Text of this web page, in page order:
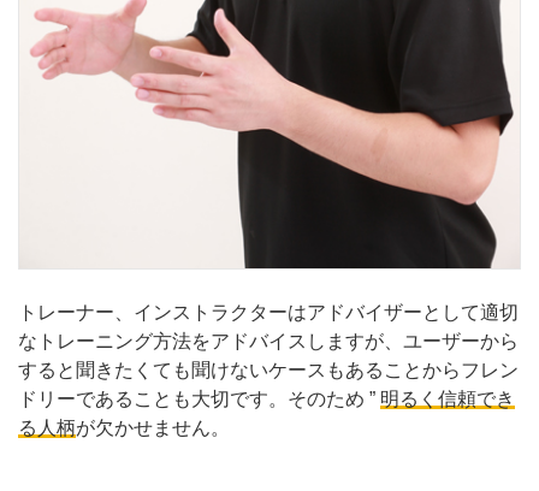
トレーナー、インストラクターはアドバイザーとして適切
なトレーニング方法をアドバイスしますが、ユーザーから
すると聞きたくても聞けないケースもあることからフレン
ドリーであることも大切です。そのため ” 明るく信頼でき
る人柄が欠かせません。